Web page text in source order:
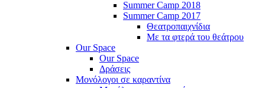
Summer Camp 2018
Summer Camp 2017
Θεατροπαιχνίδια
Με τα φτερά του θεάτρου
Our Space
Our Space
Δράσεις
Μονόλογοι σε καραντίνα